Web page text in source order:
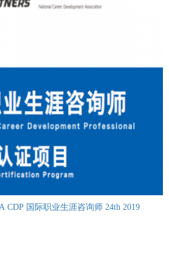
CDP 国际职业生涯咨询师 24th 2019